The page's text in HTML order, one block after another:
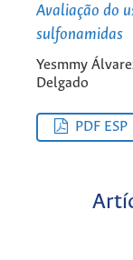
Avaliação do
sulfonamidas
Yesmmy
Delgado
PDF ESP